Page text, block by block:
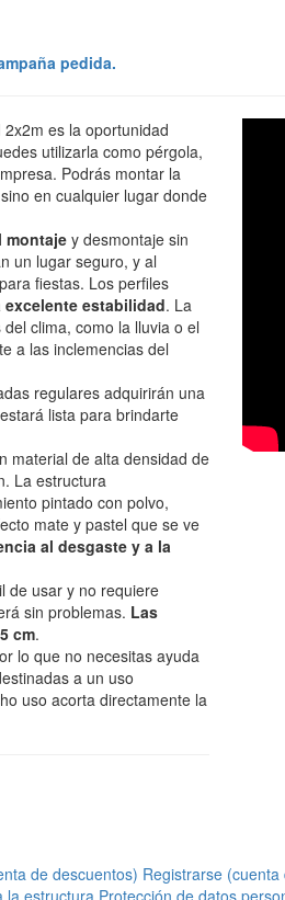
pedida.
es la oportunidad
utilizarla como pérgola,
Podrás montar la
en cualquier lugar donde
montaje y desmontaje sin
un lugar seguro, y al
fiestas. Los perfiles
excelente estabilidad. La
clima, como la lluvia o el
a las inclemencias del
regulares adquirirán una
lista para brindarte
material de alta densidad de
La estructura
pintado con polvo,
mate y pastel que se ve
al desgaste y a la
de usar y no requiere
sin problemas. Las
cm.
lo que no necesitas ayuda
a un uso
uso acorta directamente la
de descuentos) Registrarse
la estructura Protección de datos